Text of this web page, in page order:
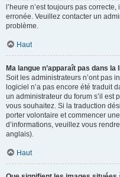
l’heure n’est toujours pas
erronée. Veuillez contacter un
problème.
Haut
Ma langue n’apparaît pas dans la
Soit les administrateurs n’ont pas
logiciel n’a pas encore été traduit
un administrateur du forum s’il est
vous souhaitez. Si la traduction
porter volontaire et commencer
d’informations, veuillez vous
anglais).
Haut